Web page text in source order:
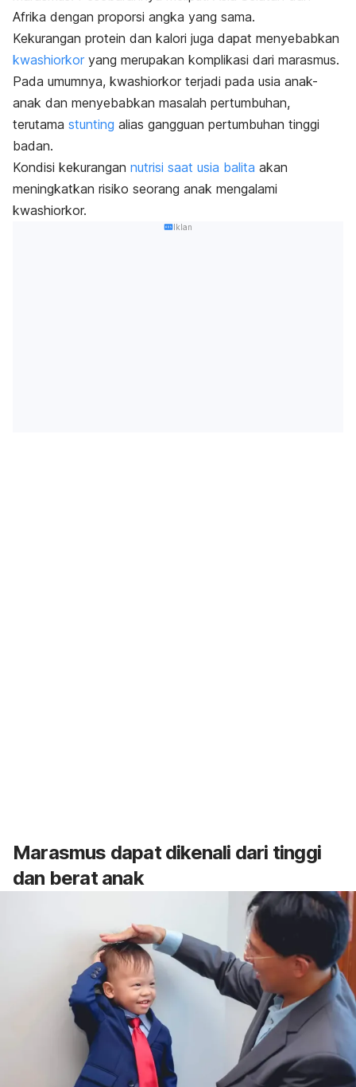
Afrika dengan proporsi angka yang sama.
Kekurangan protein dan kalori juga dapat menyebabkan
kwashiorkor yang merupakan komplikasi dari marasmus.
Pada umumnya, kwashiorkor terjadi pada usia anak-
anak dan menyebabkan masalah pertumbuhan,
terutama stunting alias gangguan pertumbuhan tinggi
badan.
Kondisi kekurangan nutrisi saat usia balita akan
meningkatkan risiko seorang anak mengalami
kwashiorkor.
Iklan
Marasmus dapat dikenali dari tinggi
dan berat anak